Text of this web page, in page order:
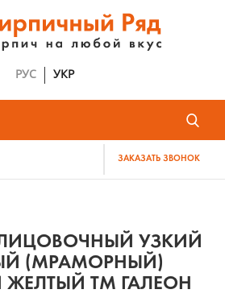
РУС УКР
ЗАКАЗАТЬ ЗВОНОК
УЗКИЙ
(МРАМОРНЫЙ)
ТМ ГАЛЕОН